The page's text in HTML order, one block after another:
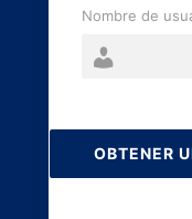
Nombre de